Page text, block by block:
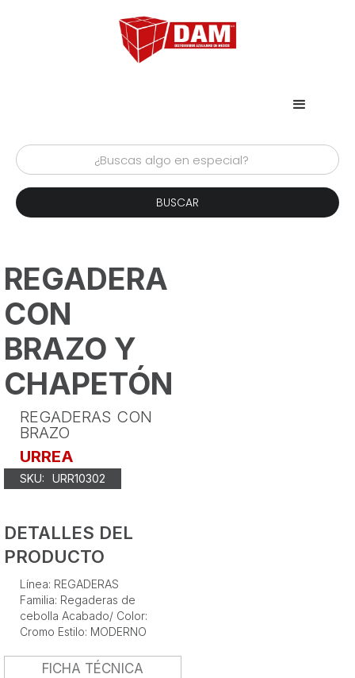
REGADERA
CON
BRAZO Y
CHAPETÓN
REGADERAS CON
BRAZO
URREA
SKU: URR10302
DETALLES DEL
PRODUCTO
Línea: REGADERAS
Familia: Regaderas de
cebolla Acabado/ Color:
Cromo Estilo: MODERNO
FICHA TÉCNICA